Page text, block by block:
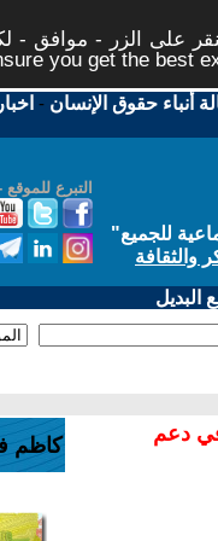
على الزر - موافق -
you get the best
أنباء حقوق الإنسان -
التبرع
للجميع"
والثقافة
البديل
في دعم كاظم